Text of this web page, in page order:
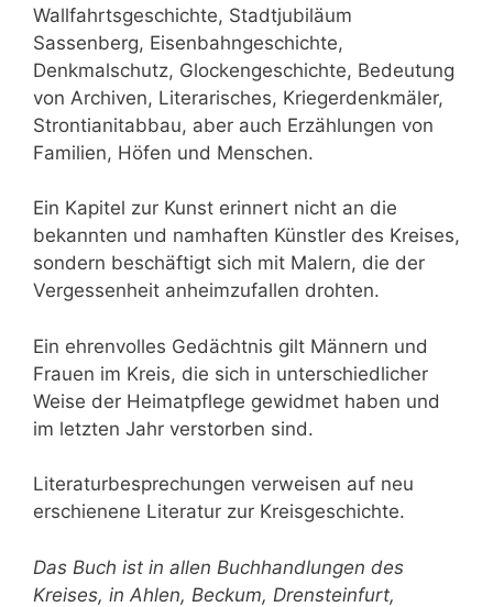
Wallfahrtsgeschichte, Stadtjubiläum
Sassenberg, Eisenbahngeschichte,
Denkmalschutz, Glockenge­schichte, Bedeutung
von Archiven, Literarisches, Kriegerdenkmäler,
Strontianit­abbau, aber auch Erzählungen von
Familien, Höfen und Menschen.
Ein Kapitel zur Kunst erinnert nicht an die
bekannten und namhaften Künstler des Kreises,
sondern beschäftigt sich mit Malern, die der
Vergessenheit anheim­zufallen drohten.
Ein ehrenvolles Gedächtnis gilt Männern und
Frauen im Kreis, die sich in unterschiedlicher
Weise der Heimatpflege gewidmet haben und
im letzten Jahr verstorben sind.
Literaturbesprechungen verweisen auf neu
erschienene Literatur zur Kreis­geschichte.
Das Buch ist in allen Buchhandlungen des
Kreises, in Ahlen, Beckum, Drensteinfurt,